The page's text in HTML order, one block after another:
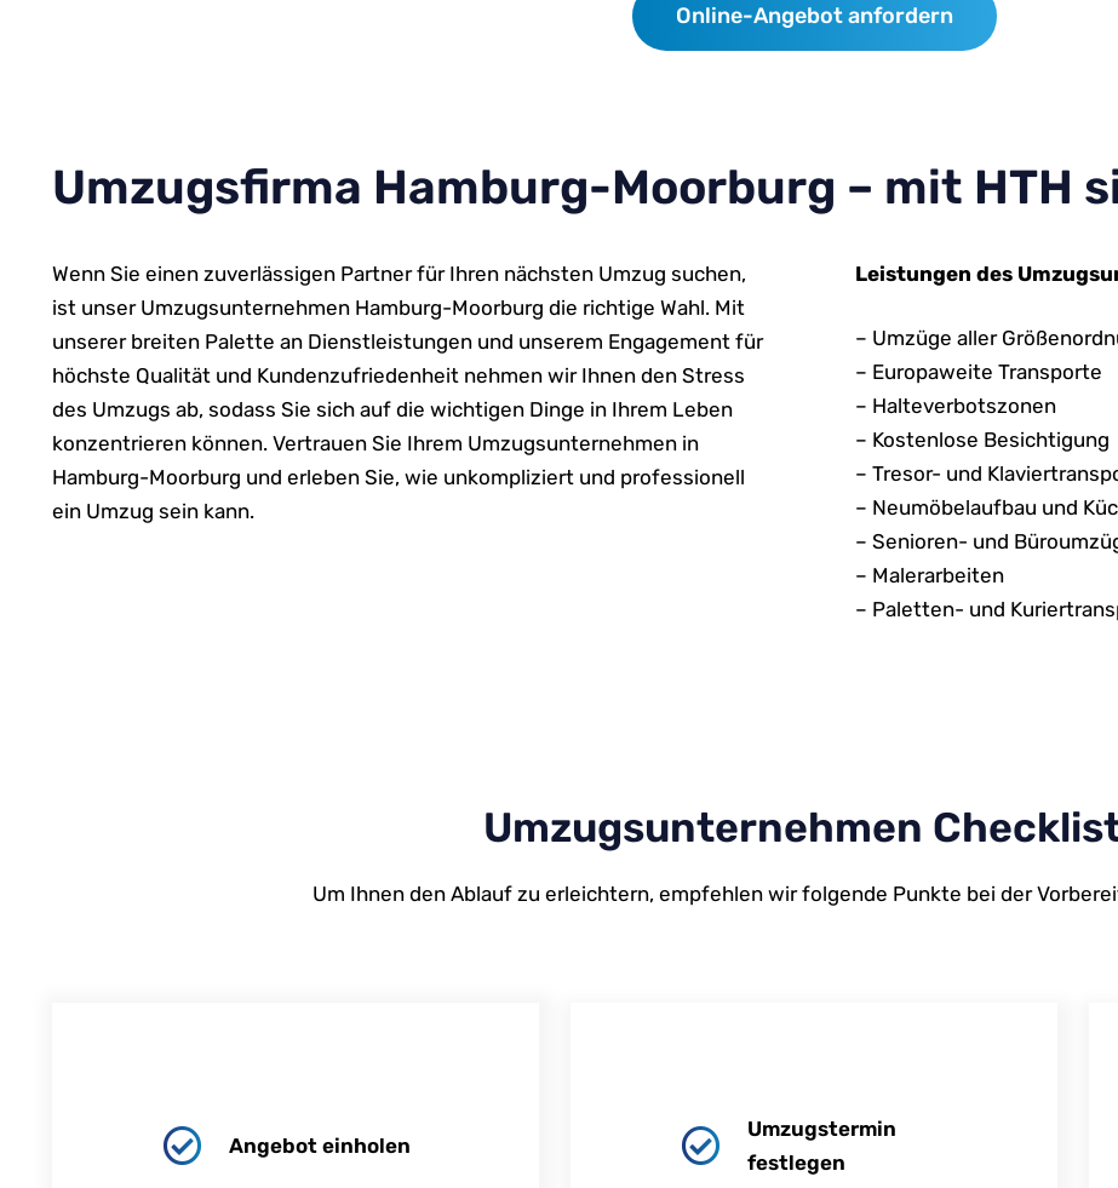
Online-Angebot anfordern
Umzugsfirma Hamburg-Moorburg – mit HTH
Wenn Sie einen zuverlässigen Partner für Ihren nächsten Umzug suchen,
ist unser Umzugsunternehmen Hamburg-Moorburg die richtige Wahl. Mit
unserer breiten Palette an Dienstleistungen und unserem Engagement für
höchste Qualität und Kundenzufriedenheit nehmen wir Ihnen den Stress
des Umzugs ab, sodass Sie sich auf die wichtigen Dinge in Ihrem Leben
konzentrieren können. Vertrauen Sie Ihrem Umzugsunternehmen in
Hamburg-Moorburg und erleben Sie, wie unkompliziert und professionell
ein Umzug sein kann.
Leistungen des
– Umzüge aller
– Europaweite Transporte
– Halteverbotszonen
– Kostenlose Besichtigung
– Tresor- und
– Neumöbelaufbau und
– Senioren- und
– Malerarbeiten
– Paletten- und
Umzugsunternehmen
Um Ihnen den Ablauf zu erleichtern, empfehlen wir folgende Punkte bei der
Angebot einholen
Umzugstermin
festlegen